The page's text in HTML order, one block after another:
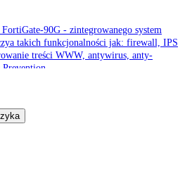
90G - zintegrowanego system
takich funkcjonalności jak: firewall, IPS
treści WWW, antywirus, anty-